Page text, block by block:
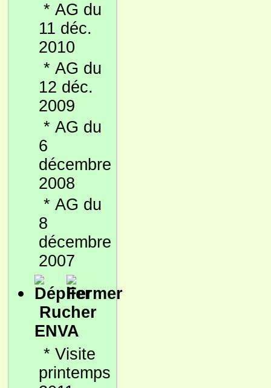
* AG du
11 déc.
2010
* AG du
12 déc.
2009
* AG du
6
décembre
2008
* AG du
8
décembre
2007
Rucher
ENVA
* Visite
printemps